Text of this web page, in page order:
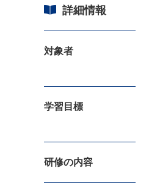
詳細情報
対象者
学習目標
研修の内容